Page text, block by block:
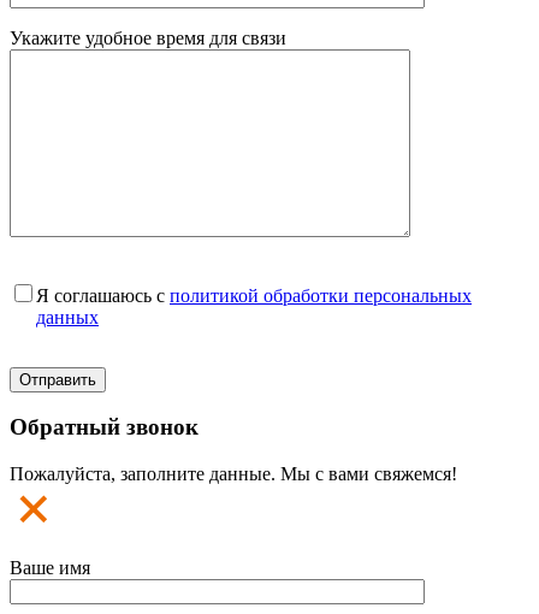
Укажите удобное время для связи
Я соглашаюсь с политикой обработки персональных
данных
Обратный звонок
Пожалуйста, заполните данные. Мы с вами свяжемся!
Ваше имя